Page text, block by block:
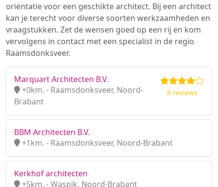
oriëntatie voor een geschikte architect. Bij een architect
kan je terecht voor diverse soorten werkzaamheden en
vraagstukken. Zet de wensen goed op een rij en kom
vervolgens in contact met een specialist in de regio
Raamsdonksveer.
Marquart Architecten B.V.
+0km. - Raamsdonksveer, Noord-
Brabant
8 reviews
BBM Architecten B.V.
+1km. - Raamsdonksveer, Noord-Brabant
Kerkhof architecten
+5km. - Waspik, Noord-Brabant